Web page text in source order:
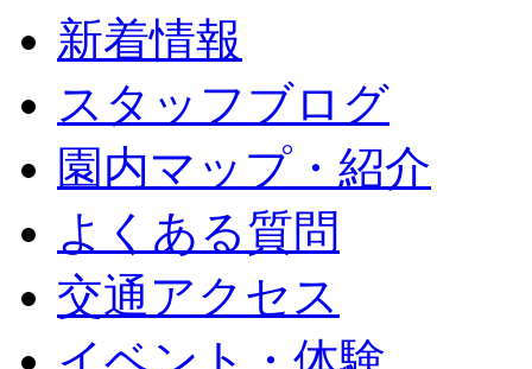
新着情報
スタッフブログ
園内マップ・紹介
よくある質問
交通アクセス